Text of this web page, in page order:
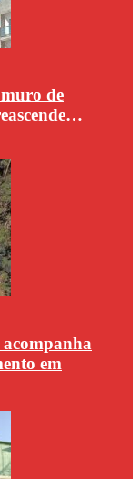
de
em